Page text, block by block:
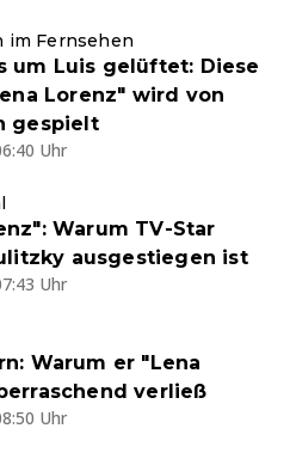
im Fernsehen
um Luis gelüftet: Diese
Lorenz" wird von
gespielt
Uhr
Warum TV-Star
ausgestiegen ist
Uhr
Warum er "Lena
verließ
Uhr